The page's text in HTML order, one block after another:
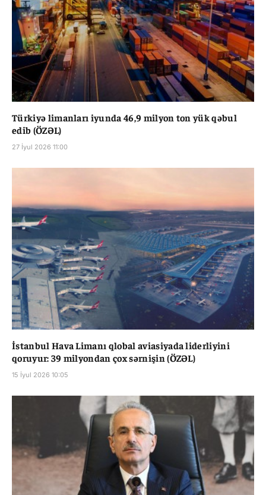
Türkiyə limanları iyunda 46,9 milyon ton yük qəbul
edib (ÖZƏL)
27 İyul 2026 11:00
İstanbul Hava Limanı qlobal aviasiyada liderliyini
qoruyur: 39 milyondan çox sərnişin (ÖZƏL)
15 İyul 2026 10:05